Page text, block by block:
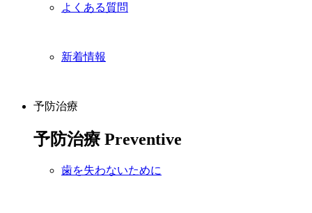
よくある質問
新着情報
予防治療
予防治療 Preventive
歯を失わないために